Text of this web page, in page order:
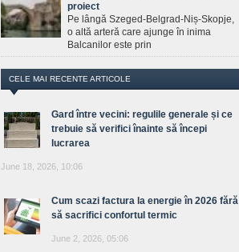
proiect
Pe lângă Szeged-Belgrad-Niș-Skopje,
o altă arteră care ajunge în inima
Balcanilor este prin
CELE MAI RECENTE ARTICOLE
Gard între vecini: regulile generale și ce
trebuie să verifici înainte să începi
lucrarea
June 18, 2026, 10:06
Cum scazi factura la energie în 2026 fără
să sacrifici confortul termic
June 2, 2026, 05:06